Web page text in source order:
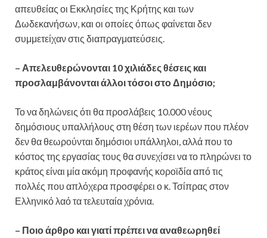
απευθείας οι Εκκλησίες της Κρήτης και των
Δωδεκανήσων, και οι οποίες όπως φαίνεται δεν
συμμετείχαν στις διαπραγματεύσεις.
– Απελευθερώνονται 10 χιλιάδες θέσεις και
προσλαμβάνονται άλλοι τόσοι στο Δημόσιο;
Το να δηλώνεις ότι θα προσλάβεις 10.000 νέους
δημόσιους υπαλλήλους στη θέση των ιερέων που πλέον
δεν θα θεωρούνται δημόσιοι υπάλληλοι, αλλά που το
κόστος της εργασίας τους θα συνεχίσει να το πληρώνει το
κράτος είναι μία ακόμη προφανής κοροϊδία από τις
πολλές που απλόχερα προσφέρει ο κ. Τσίπρας στον
Ελληνικό λαό τα τελευταία χρόνια.
– Ποιο άρθρο και γιατί πρέπει να αναθεωρηθεί